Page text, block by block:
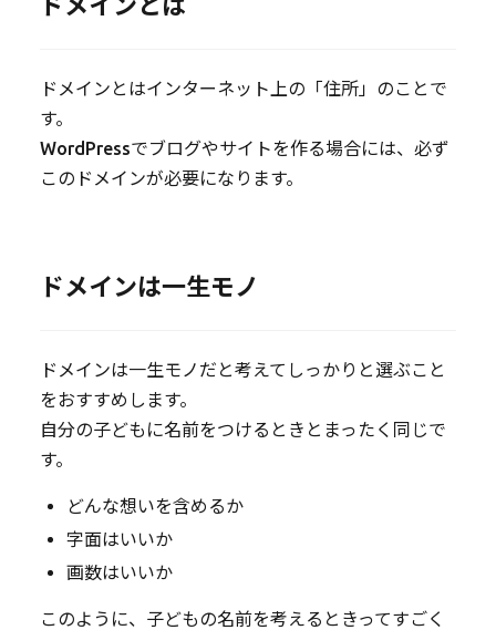
ドメインとはインターネット上の「住所」のことで
す。
WordPressでブログやサイトを作る場合には、必ず
このドメインが必要になります。
ドメインは一生モノ
ドメインは一生モノだと考えてしっかりと選ぶこと
をおすすめします。
自分の子どもに名前をつけるときとまったく同じで
す。
どんな想いを含めるか
字面はいいか
画数はいいか
このように、子どもの名前を考えるときってすごく